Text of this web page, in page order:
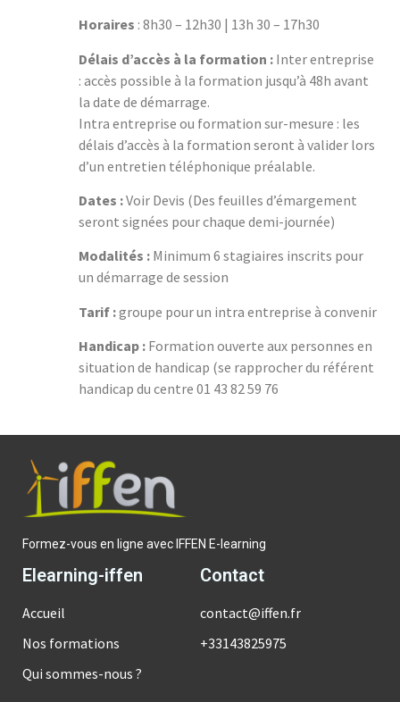
Horaires : 8h30 – 12h30 | 13h 30 – 17h30
Délais d’accès à la formation :Inter entreprise
: accès possible à la formation jusqu’à 48h avant
la date de démarrage.
Intra entreprise ou formation sur-mesure : les
délais d’accès à la formation seront à valider lors
d’un entretien téléphonique préalable.
Dates :Voir Devis (Des feuilles d’émargement
seront signées pour chaque demi-journée)
Modalités :Minimum 6 stagiaires inscrits pour
un démarrage de session
Tarif :groupe pour un intra entreprise à convenir
Handicap :Formation ouverte aux personnes en
situation de handicap (se rapprocher du référent
handicap du centre 01 43 82 59 76
Formez-vous en ligne avec IFFEN E-learning
Elearning-iffen
Accueil
Nos formations
Qui sommes-nous ?
Contact
contact@iffen.fr
+33143825975